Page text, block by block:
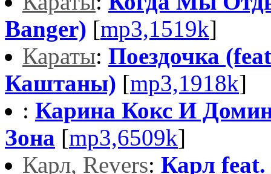
Banger) [mp3,1519k]
Караты: Поездочка
Каштаны) [mp3,1918k]
: Карина Кокс И
Зона [mp3,6509k]
Карл, Revers: Карл feat.